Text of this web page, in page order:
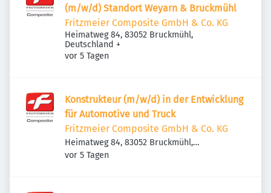
(m/w/d) Standort Weyarn & Bruckmühl
Fritzmeier Composite GmbH & Co. KG
Heimatweg 84, 83052 Bruckmühl,
Deutschland +
Veröffentlicht
vor 5 Tagen
Konstrukteur (m/w/d) in der Entwicklung
für Automotive und Truck
Fritzmeier Composite GmbH & Co. KG
Heimatweg 84, 83052 Bruckmühl,
Deutschland
Veröffentlicht
vor 5 Tagen